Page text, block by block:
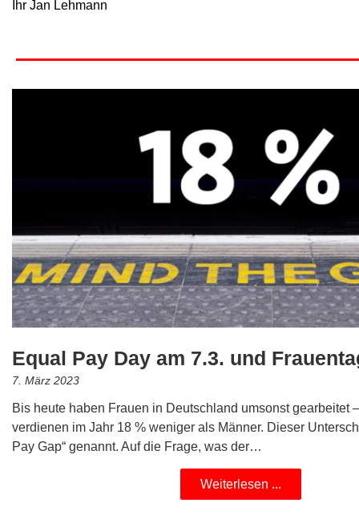
Ihr Jan Lehmann
Equal Pay Day am 7.3. und
7. März 2023
Bis heute haben Frauen in Deutschland umsonst gearbeitet
verdienen im Jahr 18 % weniger als Männer. Dieser
Pay Gap“ genannt. Auf die Frage, was der…
Weiterlesen ...